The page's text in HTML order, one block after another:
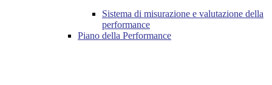
Sistema di misurazione e valutazione della
performance
Piano della Performance